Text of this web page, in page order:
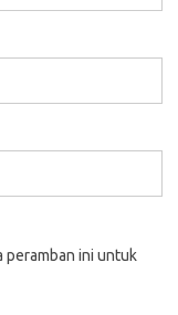
peramban ini untuk